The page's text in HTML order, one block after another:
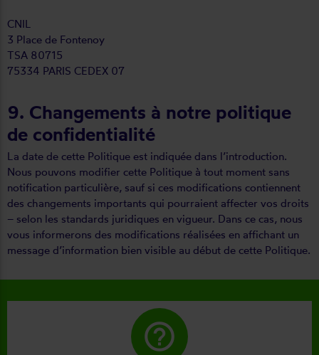
CNIL
3 Place de Fontenoy
TSA 80715
75334 PARIS CEDEX 07
9. Changements à notre politique
de confidentialité
La date de cette Politique est indiquée dans l’introduction.
Nous pouvons modifier cette Politique à tout moment sans
notification particulière, sauf si ces modifications contiennent
des changements importants qui pourraient affecter vos droits
– selon les standards juridiques en vigueur. Dans ce cas, nous
vous informerons des modifications réalisées en affichant un
message d’information bien visible au début de cette Politique.
help_outline